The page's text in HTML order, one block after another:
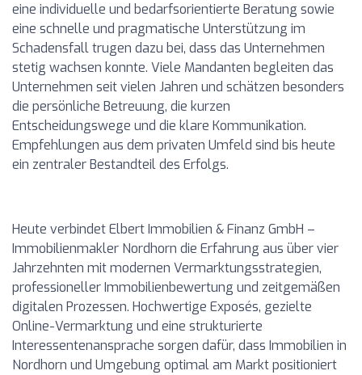
eine individuelle und bedarfsorientierte Beratung sowie
eine schnelle und pragmatische Unterstützung im
Schadensfall trugen dazu bei, dass das Unternehmen
stetig wachsen konnte. Viele Mandanten begleiten das
Unternehmen seit vielen Jahren und schätzen besonders
die persönliche Betreuung, die kurzen
Entscheidungswege und die klare Kommunikation.
Empfehlungen aus dem privaten Umfeld sind bis heute
ein zentraler Bestandteil des Erfolgs.
Heute verbindet Elbert Immobilien & Finanz GmbH –
Immobilienmakler Nordhorn die Erfahrung aus über vier
Jahrzehnten mit modernen Vermarktungsstrategien,
professioneller Immobilienbewertung und zeitgemäßen
digitalen Prozessen. Hochwertige Exposés, gezielte
Online-Vermarktung und eine strukturierte
Interessentenansprache sorgen dafür, dass Immobilien in
Nordhorn und Umgebung optimal am Markt positioniert